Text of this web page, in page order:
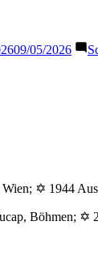
09/05/2026
Wien; ✡ 1944
Böhmen; ✡